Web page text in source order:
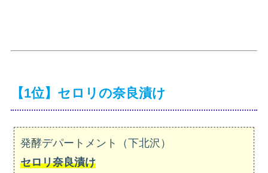
【1位】セロリの奈良漬け
発酵デパートメント（下北沢）
セロリ奈良漬け